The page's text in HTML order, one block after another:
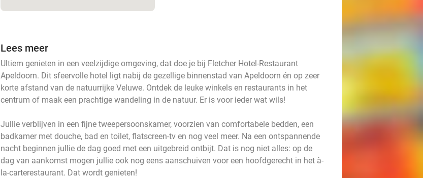
Lees meer
Ultiem genieten in een veelzijdige omgeving, dat doe je bij Fletcher Hotel-Restaurant
Apeldoorn. Dit sfeervolle hotel ligt nabij de gezellige binnenstad van Apeldoorn én op zeer
korte afstand van de natuurrijke Veluwe. Ontdek de leuke winkels en restaurants in het
centrum of maak een prachtige wandeling in de natuur. Er is voor ieder wat wils!
Jullie verblijven in een fijne tweepersoonskamer, voorzien van comfortabele bedden, een
badkamer met douche, bad en toilet, flatscreen-tv en nog veel meer. Na een ontspannende
nacht beginnen jullie de dag goed met een uitgebreid ontbijt. Dat is nog niet alles: op de
dag van aankomst mogen jullie ook nog eens aanschuiven voor een hoofdgerecht in het à-
la-carterestaurant. Dat wordt genieten!